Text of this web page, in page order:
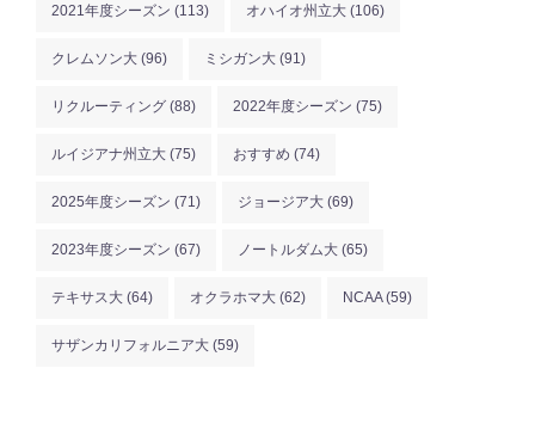
2021年度シーズン (113) オハイオ州立大 (106)
クレムソン大 (96) ミシガン大 (91)
リクルーティング (88) 2022年度シーズン (75)
ルイジアナ州立大 (75) おすすめ (74)
2025年度シーズン (71) ジョージア大 (69)
2023年度シーズン (67) ノートルダム大 (65)
テキサス大 (64) オクラホマ大 (62) NCAA(59)
サザンカリフォルニア大 (59)